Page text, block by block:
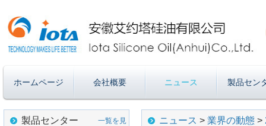
ホームページ 会社概要 ニュース 製品セン
製品センター
一覧を見
ニュース >業界の動態 >